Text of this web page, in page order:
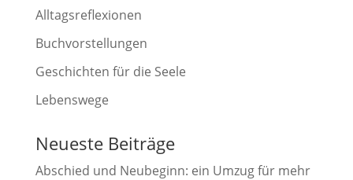
Alltagsreflexionen
Buchvorstellungen
Geschichten für die Seele
Lebenswege
Neueste Beiträge
Abschied und Neubeginn: ein Umzug für mehr